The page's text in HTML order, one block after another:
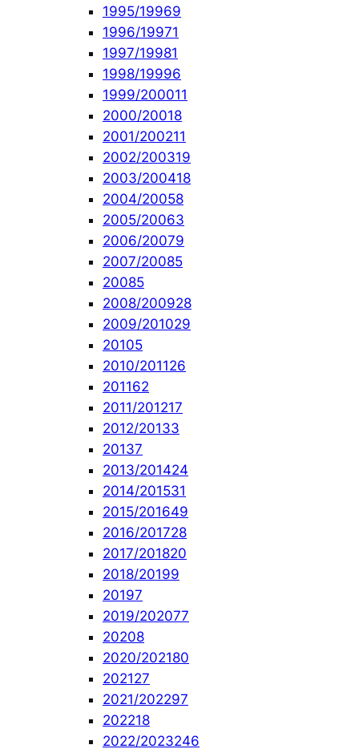
1995/19969
1996/19971
1997/19981
1998/19996
1999/200011
2000/20018
2001/200211
2002/200319
2003/200418
2004/20058
2005/20063
2006/20079
2007/20085
20085
2008/200928
2009/201029
20105
2010/201126
201162
2011/201217
2012/20133
20137
2013/201424
2014/201531
2015/201649
2016/201728
2017/201820
2018/20199
20197
2019/202077
20208
2020/202180
202127
2021/202297
202218
2022/2023246